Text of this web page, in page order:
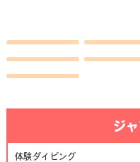
ジ
体験ダイビング